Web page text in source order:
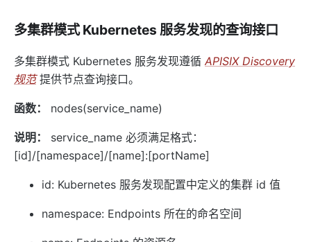
多集群模式 Kubernetes 服务发现的查询接口
多集群模式 Kubernetes 服务发现遵循 APISIX Discovery
规范提供节点查询接口。
函数： nodes(service_name)
说明：
service_name 必须满足格式：
[id]/[namespace]/[name]:[portName]
id: Kubernetes 服务发现配置中定义的集群 id 值
namespace: Endpoints 所在的命名空间